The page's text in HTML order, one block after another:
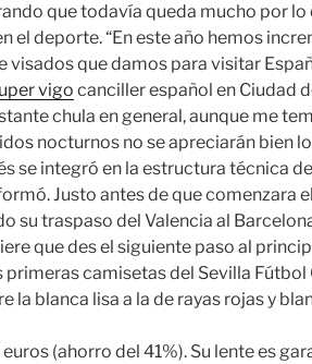
que todavía queda mucho por lo
el deporte. “En este año hemos
visados que damos para visitar
vigo canciller español en Ciudad
chula en general, aunque me
nocturnos no se apreciarán bien
se integró en la estructura técnica
Justo antes de que comenzara
su traspaso del Valencia al
que des el siguiente paso al
primeras camisetas del Sevilla Fútbol
la blanca lisa a la de rayas rojas y
(ahorro del 41%). Su lente es